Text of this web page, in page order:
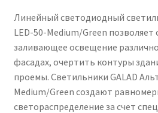
Политика конфиденциальности
Сертификаты
Таблица выбора вводного щитка
Линейный светодиодный
LED-50-Medium/Green
заливающее освещение
фасадах, очертить контуры
проемы. Светильники GALAD
Medium/Green создают
светораспределение за счет